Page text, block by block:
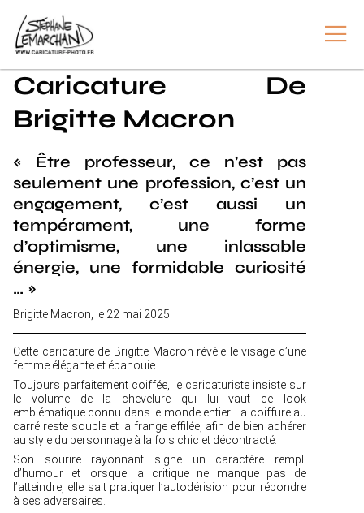
Caricature De
Brigitte Macron
« Être professeur, ce n’est pas
seulement une profession, c’est un
engagement, c’est aussi un
tempérament, une forme
d’optimisme, une inlassable
énergie, une formidable curiosité
… »
Brigitte Macron, le 22 mai 2025
Cette caricature de Brigitte Macron révèle le visage d’une
femme élégante et épanouie.
Toujours parfaitement coiffée, le caricaturiste insiste sur
le volume de la chevelure qui lui vaut ce look
emblématique connu dans le monde entier. La coiffure au
carré reste souple et la frange effilée, afin de bien adhérer
au style du personnage à la fois chic et décontracté.
Son sourire rayonnant signe un caractère rempli
d’humour et lorsque la critique ne manque pas de
l’atteindre, elle sait pratiquer l’autodérision pour répondre
à ses adversaires.